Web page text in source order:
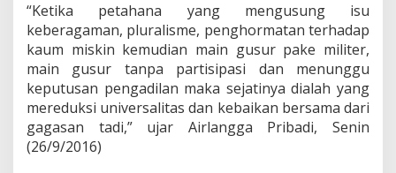
e
b
h
i
n
e
k
“Ketika petahana yang mengusung isu
keberagaman, pluralisme, penghormatan terhadap
kaum miskin kemudian main gusur pake militer,
main gusur tanpa partisipasi dan menunggu
keputusan pengadilan maka sejatinya dialah yang
mereduksi universalitas dan kebaikan bersama dari
gagasan tadi,” ujar Airlangga Pribadi, Senin
(26/9/2016)